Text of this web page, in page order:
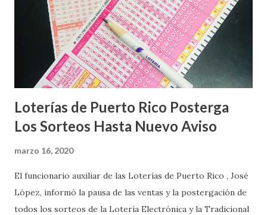
Loterías de Puerto Rico Posterga
Los Sorteos Hasta Nuevo Aviso
marzo 16, 2020
El funcionario auxiliar de las Loterías de Puerto Rico , José
López, informó la pausa de las ventas y la postergación de
todos los sorteos de la Lotería Electrónica y la Tradicional